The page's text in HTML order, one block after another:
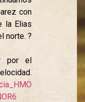
con
la Elias
norte. ?
por el